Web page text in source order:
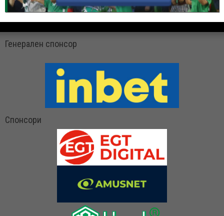
Генерален спонсор
Спонсори